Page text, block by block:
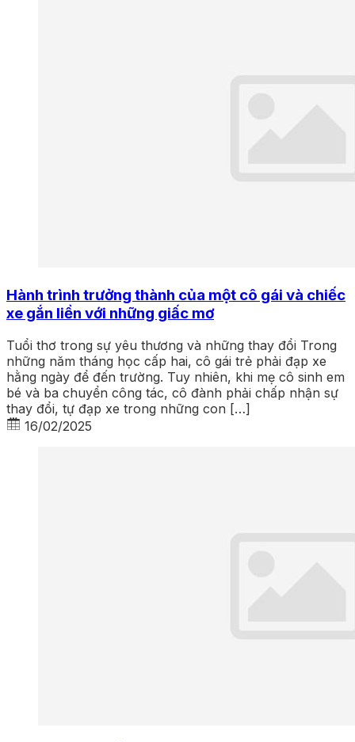
Hành trình trưởng thành của một cô gái và chiếc
xe gắn liền với những giấc mơ
Tuổi thơ trong sự yêu thương và những thay đổi Trong
những năm tháng học cấp hai, cô gái trẻ phải đạp xe
hằng ngày để đến trường. Tuy nhiên, khi mẹ cô sinh em
bé và ba chuyển công tác, cô đành phải chấp nhận sự
thay đổi, tự đạp xe trong những con […]
16/02/2025